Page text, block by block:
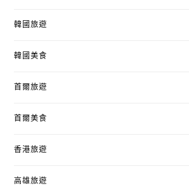
韓國旅遊
韓國美食
首爾旅遊
首爾美食
香港旅遊
高雄旅遊